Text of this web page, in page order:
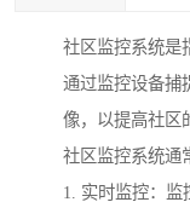
社区监控系统是
通过监控设备捕
像，以提高社区
社区监控系统通
1. 实时监控：监